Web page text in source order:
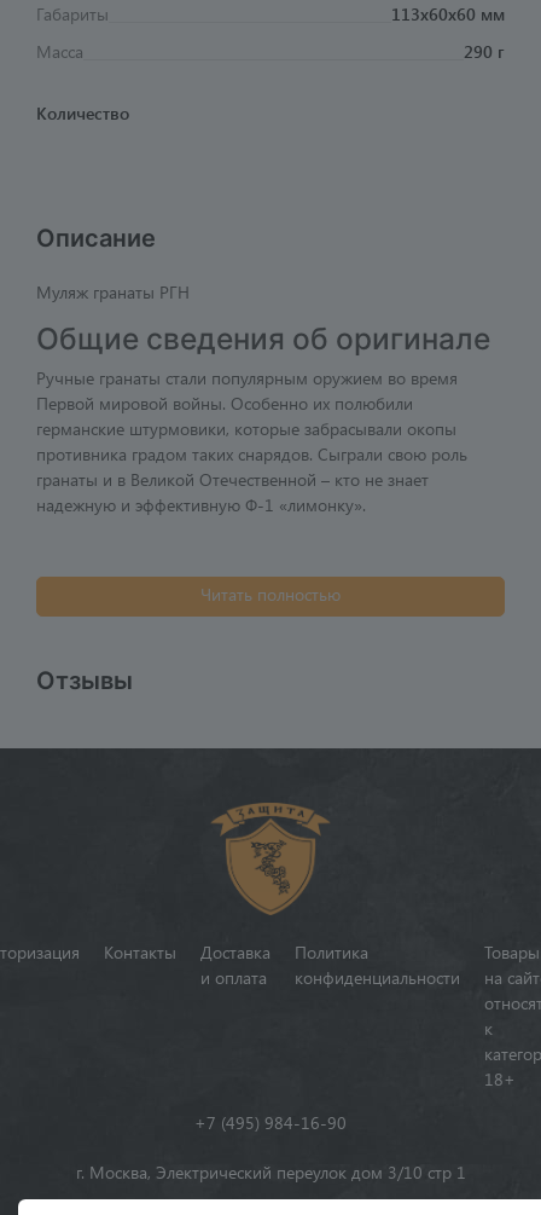
Габариты
113х60х60 мм
Масса
290 г
Количество
Описание
Муляж гранаты РГН
Общие сведения об оригинале
Ручные гранаты стали популярным оружием во время
Первой мировой войны. Особенно их полюбили
германские штурмовики, которые забрасывали окопы
противника градом таких снарядов. Сыграли свою роль
гранаты и в Великой Отечественной – кто не знает
надежную и эффективную Ф-1 «лимонку».
Читать полностью
Отзывы
Контакты
Доставка
и оплата
Политика
конфиденциальности
Товары
на
к
18+
+7 (495) 984-16-90
г. Москва, Электрический переулок дом 3/10 стр 1